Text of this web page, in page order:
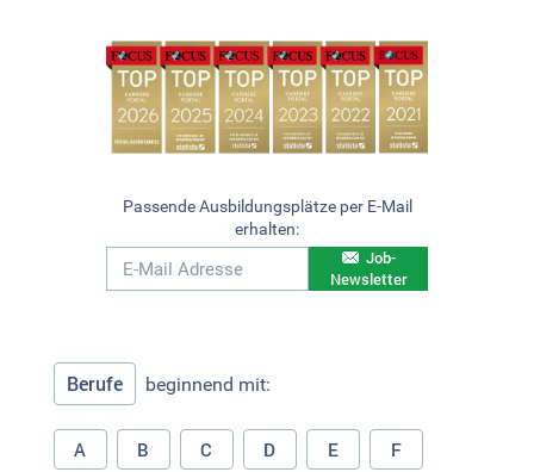
Passende Ausbildungsplätze per E-Mail
erhalten:
Job-
Newsletter
Berufe beginnend mit:
A B C D E F